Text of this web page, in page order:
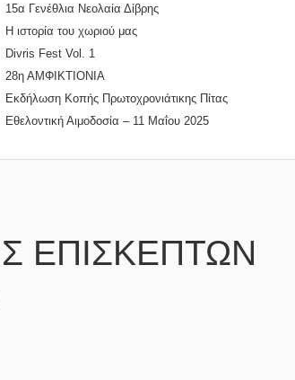
15α Γενέθλια Νεολαία Δίβρης
Η ιστορία του χωριού μας
Divris Fest Vol. 1
28η ΑΜΦΙΚΤΙΟΝΙΑ
Εκδήλωση Κοπής Πρωτοχρονιάτικης Πίτας
Εθελοντική Αιμοδοσία – 11 Μαΐου 2025
ΕΠΙΣΚΕΠΤΩΝ